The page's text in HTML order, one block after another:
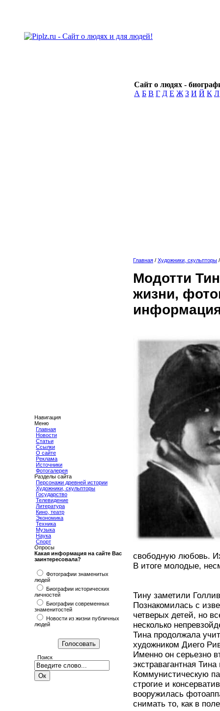
Сайт о людях -
А Б В Г Д Е Ж З И Й К Л
Навигация
Меню
Главная
Новости
Статьи
Ссылки
О сайте
Реклама
Источники
Фотогалерея
Разделы сайта
Персонажи древней истории
Художники, скульпторы
Государство
Телевидение
Литература
Кино, театр
Экономика
Техника
Музыка
Наука
Спорт
Опросы
Какая информация на сайте Вас
заинтересовала?
Фотографии знаменитых
людей
Биографии исторических
личностей
Биографии современных
знаменитостей
Новости из жизни публичных
людей
Поиск
Главная / Художники, скульпторы
Модотти
жизни,
свободную любовь.
В итоге молодые,
Тину заметили
Познакомилась с
четверых детей, но
несколько
Тина продолжала
художником Диего
Именно он серьезно
экстравагантная
Коммунистическую
строгие и
вооружилась
снимать то, как в